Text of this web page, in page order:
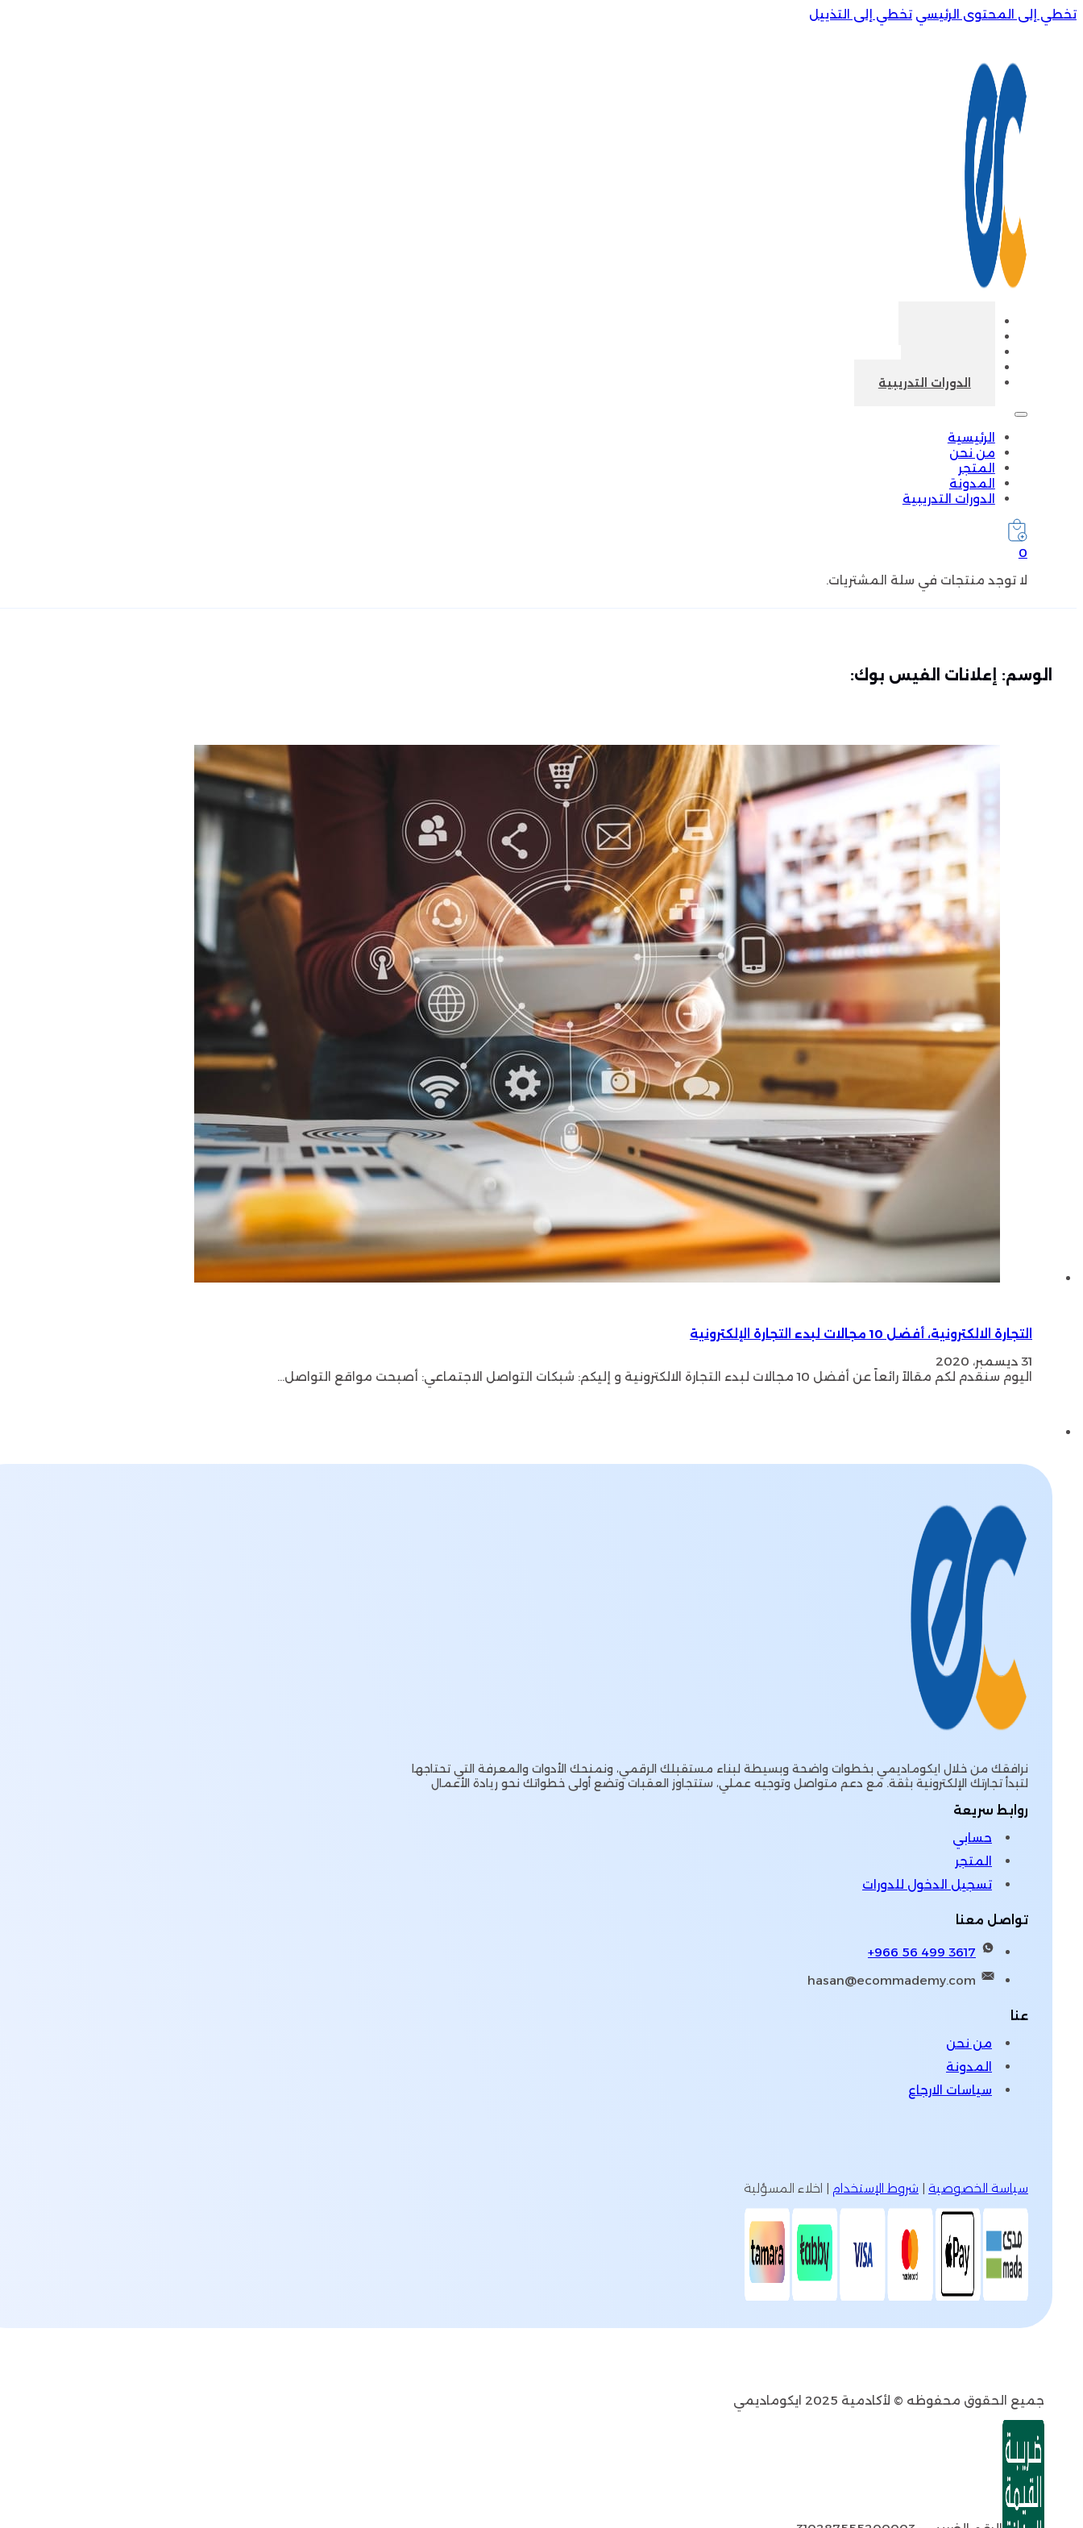
تخطي إلى المحتوى الرئيسي تخطي إلى التذييل
الدورات التدريبية
الرئيسية
من نحن
المتجر
المدونة
الدورات التدريبية
0
لا توجد منتجات في سلة المشتريات.
الوسم: إعلانات الفيس بوك:
التجارة الالكترونية، أفضل 10 مجالات لبدء التجارة الإلكترونية
31 ديسمبر، 2020
اليوم سنقدم لكم مقالاً رائعاً عن أفضل 10 مجالات لبدء التجارة الالكترونية و إليكم: شبكات التواصل الاجتماعي: أصبحت مواقع التواصل…
نرافقك من خلال ايكوماديمي بخطوات واضحة وبسيطة لبناء مستقبلك الرقمي، ونمنحك الأدوات والمعرفة التي تحتاجها
لتبدأ تجارتك الإلكترونية بثقة. مع دعم متواصل وتوجيه عملي، ستتجاوز العقبات وتضع أولى خطواتك نحو ريادة الأعمال
روابط سريعة
حسابي
المتجر
تسجيل الدخول للدورات
تواصل معنا
‪+966 56 499 3617‬
hasan@ecommademy.com
عنا
من نحن
المدونة
سياسات الارجاع
سياسة الخصوصية | شروط الإستخدام | اخلاء المسؤلية
جميع الحقوق محفوظه © لأكادمية 2025 ايكوماديمي